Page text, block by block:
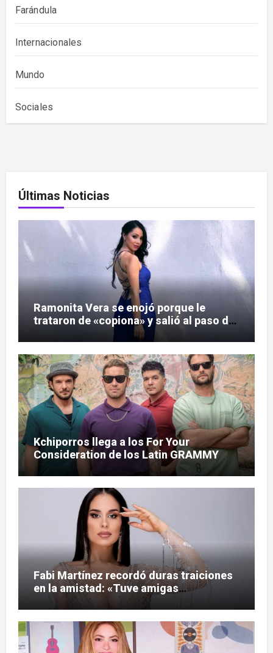
Farándula
Internacionales
Mundo
Sociales
Últimas Noticias
Ramonita Vera se enojó porque le
trataron de «copiona» y salió al paso de
Kchiporros llega a los For Your
Consideration de los Latin GRAMMY
Fabi Martínez recordó duras traiciones
en la amistad: «Tuve amigas
tesapo’elas»